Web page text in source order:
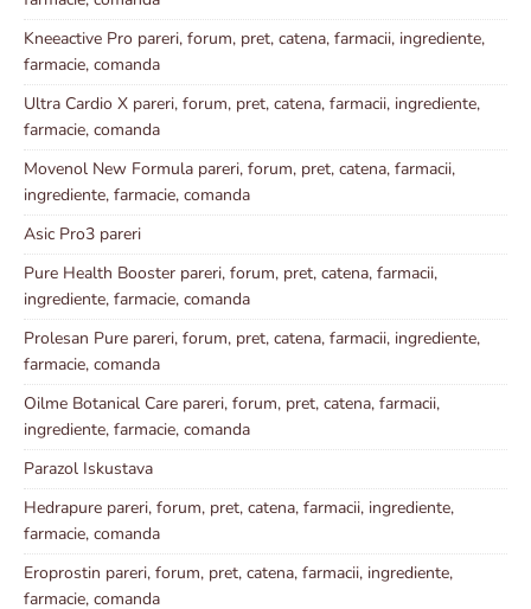
Kneeactive Pro pareri, forum, pret, catena, farmacii, ingrediente,
farmacie, comanda
Ultra Cardio X pareri, forum, pret, catena, farmacii, ingrediente,
farmacie, comanda
Movenol New Formula pareri, forum, pret, catena, farmacii,
ingrediente, farmacie, comanda
Asic Pro3 pareri
Pure Health Booster pareri, forum, pret, catena, farmacii,
ingrediente, farmacie, comanda
Prolesan Pure pareri, forum, pret, catena, farmacii, ingrediente,
farmacie, comanda
Oilme Botanical Care pareri, forum, pret, catena, farmacii,
ingrediente, farmacie, comanda
Parazol Iskustava
Hedrapure pareri, forum, pret, catena, farmacii, ingrediente,
farmacie, comanda
Eroprostin pareri, forum, pret, catena, farmacii, ingrediente,
farmacie, comanda